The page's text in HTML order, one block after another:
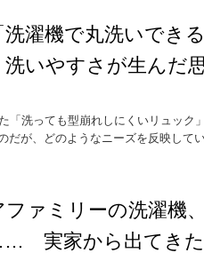
洗濯機で丸洗いでき
いやすさが生んだ
「洗っても型崩れしにくいリュック
だが、どのようなニーズを反映し
ァミリーの洗濯機
実家から出てきた